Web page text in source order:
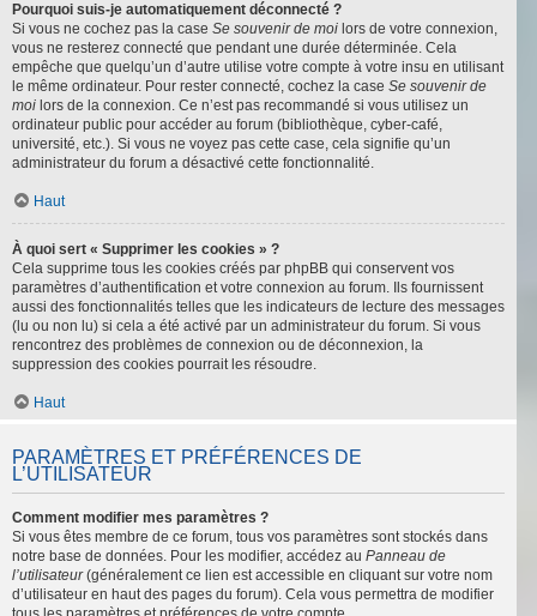
Pourquoi suis-je automatiquement déconnecté ?
Si vous ne cochez pas la case Se souvenir de moi lors de votre connexion,
vous ne resterez connecté que pendant une durée déterminée. Cela
empêche que quelqu’un d’autre utilise votre compte à votre insu en utilisant
le même ordinateur. Pour rester connecté, cochez la case Se souvenir de
moi lors de la connexion. Ce n’est pas recommandé si vous utilisez un
ordinateur public pour accéder au forum (bibliothèque, cyber-café,
université, etc.). Si vous ne voyez pas cette case, cela signifie qu’un
administrateur du forum a désactivé cette fonctionnalité.
Haut
À quoi sert « Supprimer les cookies » ?
Cela supprime tous les cookies créés par phpBB qui conservent vos
paramètres d’authentification et votre connexion au forum. Ils fournissent
aussi des fonctionnalités telles que les indicateurs de lecture des messages
(lu ou non lu) si cela a été activé par un administrateur du forum. Si vous
rencontrez des problèmes de connexion ou de déconnexion, la
suppression des cookies pourrait les résoudre.
Haut
PARAMÈTRES ET PRÉFÉRENCES DE
L’UTILISATEUR
Comment modifier mes paramètres ?
Si vous êtes membre de ce forum, tous vos paramètres sont stockés dans
notre base de données. Pour les modifier, accédez au Panneau de
l’utilisateur(généralement ce lien est accessible en cliquant sur votre nom
d’utilisateur en haut des pages du forum). Cela vous permettra de modifier